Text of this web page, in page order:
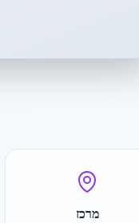
מרכז